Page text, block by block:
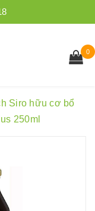
0
Siro hữu cơ bổ
250ml